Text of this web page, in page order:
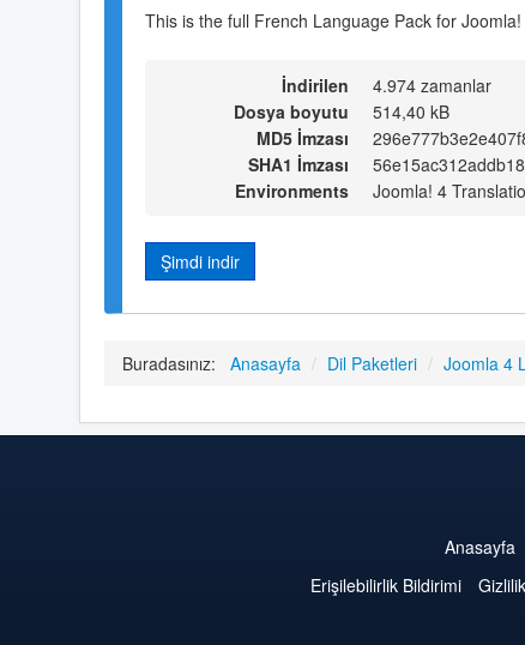
This is the full French Language Pack for
İndirilen
4.974 zamanlar
Dosya boyutu
514,40 kB
MD5 İmzası
SHA1 İmzası
Environments
Joomla! 4
Şimdi indir
Buradasınız: Anasayfa / Dil Paketleri / Joomla 4
Anasayfa
Erişilebilirlik Bildirimi